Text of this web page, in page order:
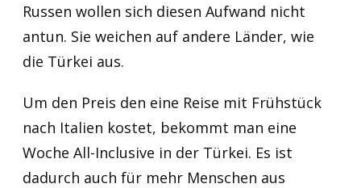
Russen wollen sich diesen Aufwand nicht
antun. Sie weichen auf andere Länder, wie
die Türkei aus.
Um den Preis den eine Reise mit Frühstück
nach Italien kostet, bekommt man eine
Woche All-Inclusive in der Türkei. Es ist
dadurch auch für mehr Menschen aus